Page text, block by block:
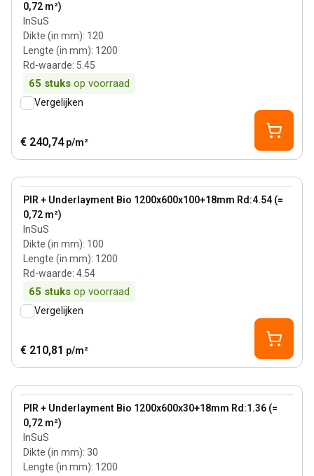
0,72 m²)
InSuS
Dikte (in mm): 120
Lengte (in mm): 1200
Rd-waarde: 5.45
65 stuks op voorraad
Vergelijken
€ 240,74 p/m²
PIR + Underlayment Bio 1200x600x100+18mm Rd:4.54 (=
0,72 m²)
InSuS
Dikte (in mm): 100
Lengte (in mm): 1200
Rd-waarde: 4.54
65 stuks op voorraad
View product
Vergelijken
€ 210,81 p/m²
PIR + Underlayment Bio 1200x600x30+18mm Rd:1.36 (=
0,72 m²)
InSuS
Dikte (in mm): 30
Lengte (in mm): 1200
View product